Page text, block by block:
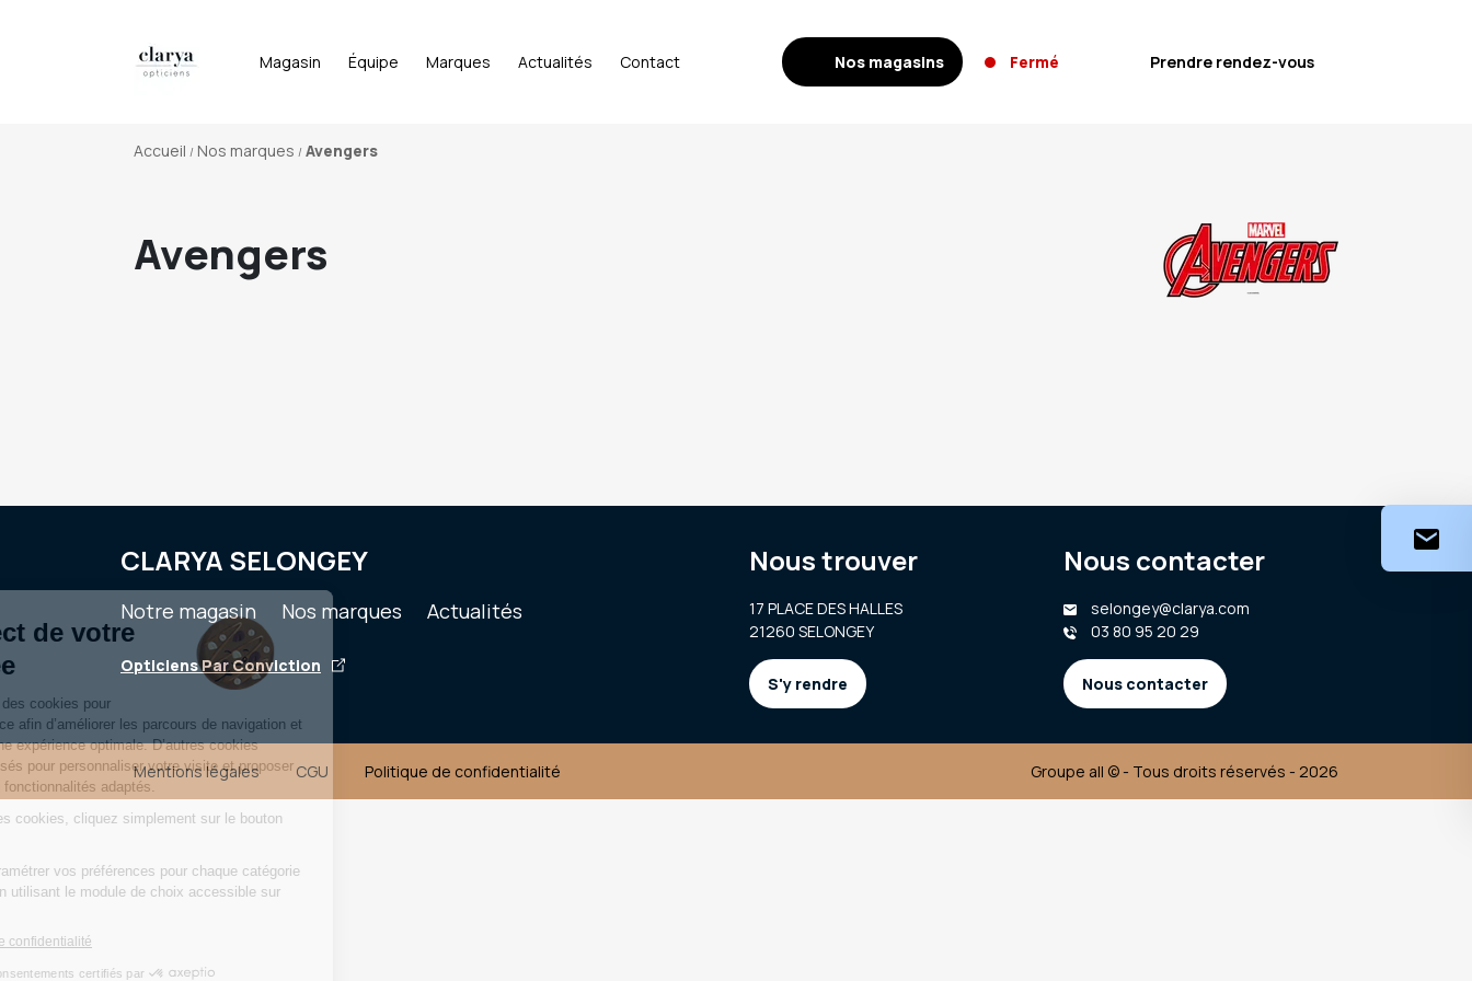
Magasin Équipe Marques Actualités Contact Nos magasins Fermé Prendre rendez-vous
Accueil Nos marques Avengers
Avengers
CLARYA SELONGEY
Notre magasin Nos marques Actualités
Opticiens Par Conviction
Nous trouver
17 PLACE DES HALLES
21260 SELONGEY
S'y rendre
Nous contacter
selongey@clarya.com
03 80 95 20 29
Nous contacter
Mentions légales CGU Politique de confidentialité Groupe all © - Tous droits réservés - 2026